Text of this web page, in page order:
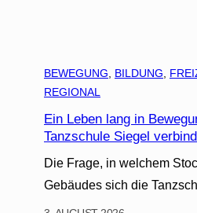
BEWEGUNG BILDUNG
REGIONAL
Ein Leben lang in
Tanzschule Siegel
Die Frage, in welchem
Gebäudes sich die